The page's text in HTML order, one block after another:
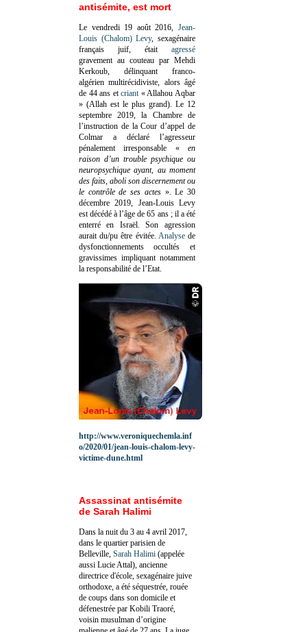
antisémite, est mort
Le vendredi 19 août 2016, Jean-
Louis (Chalom) Levy, sexagénaire
français juif, était agressé
gravement au couteau par Mehdi
Kerkoub, délinquant franco-
algérien multirécidiviste, alors âgé
de 44 ans etcriant « Allahou Aqbar
» (Allah est le plus grand). Le 12
septembre 2019, la Chambre de
l’instruction de la Cour d’appel de
Colmar a déclaré l’agresseur
pénalement irresponsable «en
raison d’un trouble psychique ou
neuropsychique ayant, au moment
des faits, aboli son discernement ou
le contrôle de ses actes». Le 30
décembre 2019, Jean-Louis Levy
est décédé à l’âge de 65 ans ; il a été
enterré en Israël. Son agression
aurait du/pu être évitée. Analysede
dysfonctionnements occultés et
gravissimes impliquant notamment
la responsabilité de l’Etat.
http://www.veroniquechemla.inf
o/2020/01/jean-louis-chalom-levy-
victime-dune.html
Assassinat antisémite
de Sarah Halimi
Dans la nuit du 3 au 4 avril 2017,
dans le quartier parisien de
Belleville, Sarah Halimi (appelée
aussi Lucie Attal), ancienne
directrice d'école, sexagénaire juive
orthodoxe, a été séquestrée, rouée
de coups dans son domicile et
défenestrée par Kobili Traoré,
voisin musulman d’origine